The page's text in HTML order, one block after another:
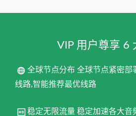
VIP 用户尊享 6
全球节点分布 全球节点紧密部
线路,智能推荐最优线路
稳定无限流量 稳定加速各大音